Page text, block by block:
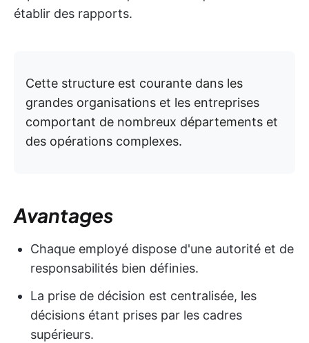
établir des rapports.
Cette structure est courante dans les
grandes organisations et les entreprises
comportant de nombreux départements et
des opérations complexes.
Avantages
Chaque employé dispose d'une autorité et de
responsabilités bien définies.
La prise de décision est centralisée, les
décisions étant prises par les cadres
supérieurs.